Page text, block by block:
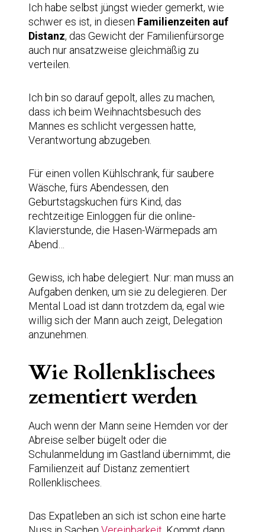
Ich habe selbst jüngst wieder gemerkt, wie
schwer es ist, in diesen Familienzeiten auf
Distanz, das Gewicht der Familienfürsorge
auch nur ansatzweise gleichmäßig zu
verteilen.
Ich bin so darauf gepolt, alles zu machen,
dass ich beim Weihnachtsbesuch des
Mannes es schlicht vergessen hatte,
Verantwortung abzugeben.
Für einen vollen Kühlschrank, für saubere
Wäsche, fürs Abendessen, den
Geburtstagskuchen fürs Kind, das
rechtzeitige Einloggen für die online-
Klavierstunde, die Hasen-Wärmepads am
Abend…
Gewiss, ich habe delegiert. Nur: man muss an
Aufgaben denken, um sie zu delegieren. Der
Mental Load ist dann trotzdem da, egal wie
willig sich der Mann auch zeigt, Delegation
anzunehmen.
Wie Rollenklischees
zementiert werden
Auch wenn der Mann seine Hemden vor der
Abreise selber bügelt oder die
Schulanmeldung im Gastland übernimmt, die
Familienzeit auf Distanz zementiert
Rollenklischees.
Das Expatleben an sich ist schon eine harte